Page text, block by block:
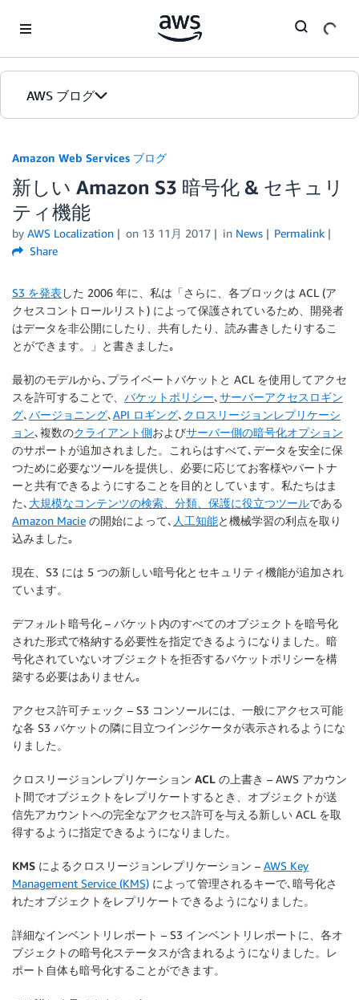
AWS ブログ
カテゴリ
エディション
Amazon Web Services ブログ
新しい Amazon S3 暗号化 & セキュリ
ティ機能
by AWS Localization on 13 11月 2017 in News
Permalink
Share
S3 を発表した 2006 年に、私は「さらに、各ブロックは ACL (ア
クセスコントロールリスト) によって保護されているため、開発者
はデータを非公開にしたり、共有したり、読み書きしたりするこ
とができます。」と書きました｡
最初のモデルから､プライベートバケットと ACL を使用してアクセ
スを許可することで、 バケットポリシー､ サーバーアクセスロギン
グ､ バージョニング､ API ロギング､ クロスリージョンレプリケーシ
ョン､複数のクライアント側およびサーバー側の暗号化オプション
のサポートが追加されました。これらはすべて､データを安全に保
つために必要なツールを提供し、必要に応じてお客様やパートナ
ーと共有できるようにすることを目的としています。私たちはま
た､ 大規模なコンテンツの検索、分類、保護に役立つツールである
Amazon Macie の開始によって､ 人工知能と機械学習の利点を取り
込みました｡
現在、S3 には 5 つの新しい暗号化とセキュリティ機能が追加され
ています。
デフォルト暗号化 – バケット内のすべてのオブジェクトを暗号化
された形式で格納する必要性を指定できるようになりました。暗
号化されていないオブジェクトを拒否するバケットポリシーを構
築する必要はありません｡
アクセス許可チェック – S3 コンソールには、一般にアクセス可能
な各 S3 バケットの隣に目立つインジケータが表示されるようにな
りました。
クロスリージョンレプリケーション ACL の上書き – AWS アカウン
ト間でオブジェクトをレプリケートするとき、オブジェクトが送
信先アカウントへの完全なアクセス許可を与える新しい ACL を取
得するように指定できるようになりました。
KMS によるクロスリージョンレプリケーション – AWS Key
Management Service (KMS) によって管理されるキーで､暗号化さ
れたオブジェクトをレプリケートできるようになりました。
詳細なインベントリレポート – S3 インベントリレポートに、各オ
ブジェクトの暗号化ステータスが含まれるようになりました。レ
ポート自体も暗号化することができます。